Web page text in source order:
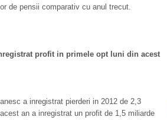
de pensii comparativ cu anul trecut.
profit in primele opt luni din acest
a inregistrat pierderi in 2012 de 2,3
an a inregistrat un profit de 1,5 miliarde